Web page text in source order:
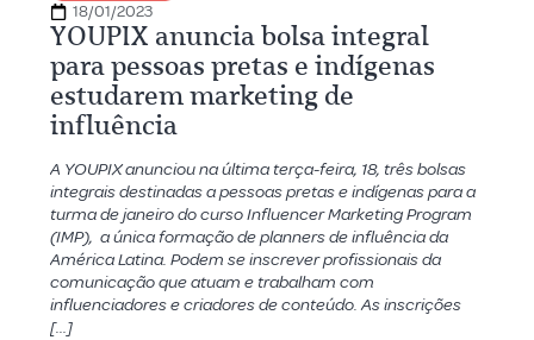
18/01/2023
YOUPIX anuncia bolsa integral
para pessoas pretas e indígenas
estudarem marketing de
influência
A YOUPIX anunciou na última terça-feira, 18, três bolsas
integrais destinadas a pessoas pretas e indígenas para a
turma de janeiro do curso Influencer Marketing Program
(IMP), a única formação de planners de influência da
América Latina. Podem se inscrever profissionais da
comunicação que atuam e trabalham com
influenciadores e criadores de conteúdo. As inscrições
[…]